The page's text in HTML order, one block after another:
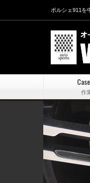
ポルシェ911を
作